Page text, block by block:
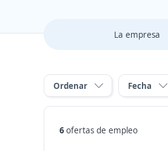
La empresa
Ordenar Fecha
6ofertas de empleo